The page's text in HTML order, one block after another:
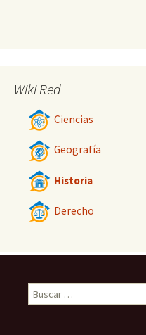
Wiki Red
Ciencias
Geografía
Historia
Derecho
Buscar: